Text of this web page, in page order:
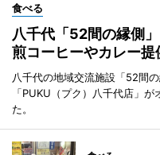
食べる
八千代「52間の縁側
煎コーヒーやカレー提
八千代の地域交流施設「52間
「PUKU（プク）八千代店」
た。